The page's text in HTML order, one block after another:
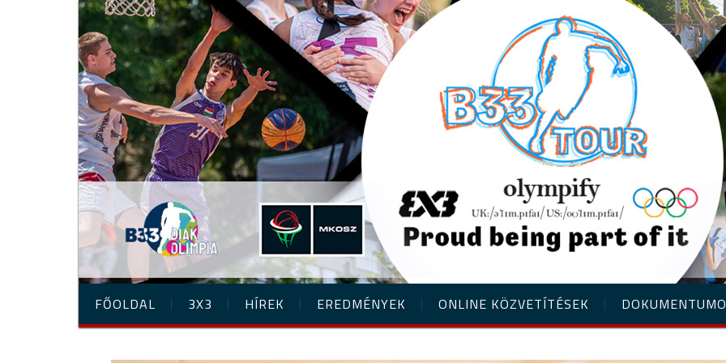
FŐOLDAL 3X3 HÍREK EREDMÉNYEK ONLINE KÖZVETÍTÉSEK